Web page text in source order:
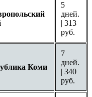
5
дней.
| 313
руб.
Коми
7
дней.
| 340
руб.